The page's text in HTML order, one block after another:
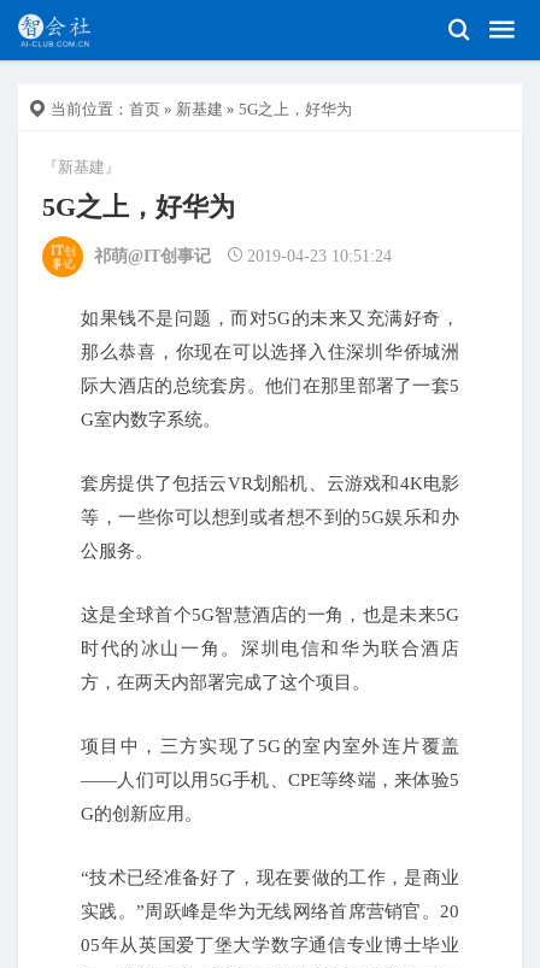
当前位置： 首页 » 新基建 » 5G之上，好华为
『新基建』
5G之上，好华为
祁萌@IT创事记 2019-04-23 10:51:24
如果钱不是问题，而对5G的未来又充满好奇，
那么恭喜，你现在可以选择入住深圳华侨城洲
际大酒店的总统套房。 他们在那里部署了一套5
G室内数字系统。
套房提供了包括云VR划船机、云游戏和4K电影
等，一些你可以想到或者想不到的5G娱乐和办
公服务。
这是全球首个5G智慧酒店的一角，也是未来5G
时代的冰山一角。 深圳电信和华为联合酒店
方，在两天内部署完成了这个项目。
项目中，三方实现了5G的室内室外连片覆盖
——人们可以用5G手机、CPE等终端，来体验5
G的创新应用。
“技术已经准备好了，现在要做的工作，是商业
实践。 ”周跃峰是华为无线网络首席营销官。20
05年从英国爱丁堡大学数字通信专业博士毕业